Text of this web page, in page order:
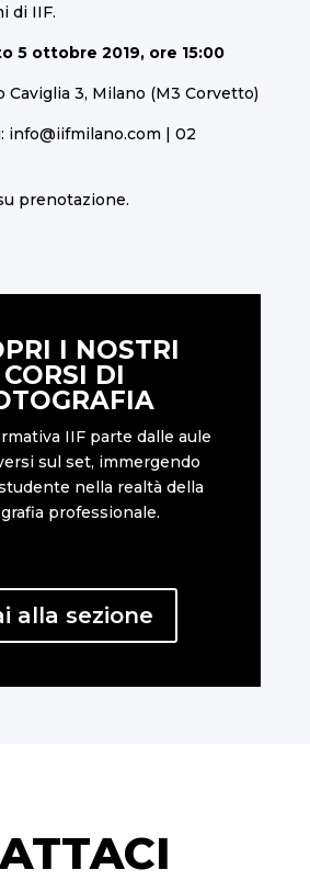
di IIF.
5 ottobre 2019, ore 15:00
Caviglia 3, Milano (M3 Corvetto)
info@iifmilano.com | 02
prenotazione.
I NOSTRI
CORSI DI
IIF parte dalle aule
sul set, immergendo
nella realtà della
professionale.
alla sezione